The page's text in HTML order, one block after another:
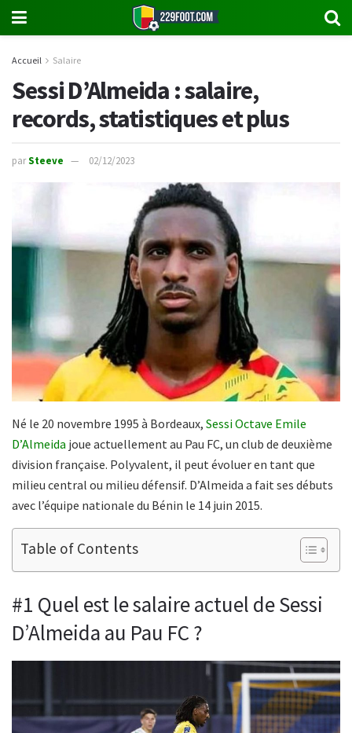
Accueil Salaire
Sessi D’Almeida : salaire,
records, statistiques et plus
parSteeve 02/12/2023
Né le 20 novembre 1995 à Bordeaux, Sessi Octave Emile
D’Almeida joue actuellement au Pau FC, un club de deuxième
division française. Polyvalent, il peut évoluer en tant que
milieu central ou milieu défensif. D’Almeida a fait ses débuts
avec l’équipe nationale du Bénin le 14 juin 2015.
Table of Contents
#1 Quel est le salaire actuel de Sessi
D’Almeida au Pau FC ?